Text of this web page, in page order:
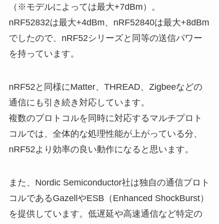
（※モデルによっては最大+7dBm）。
nRF52832は最大+4dBm、nRF52840は最大+8dBm
でしたので、nRF52シリーズと同等の送信パワー
を持っています。
nRF52と同様にMatter、THREAD、Zigbeeなどの
通信にも引き続き対応しています。
複数のプロトコルを同時に対応するマルチプロト
コルでは、全体的な処理性能が上がっている分、
nRF52より効率の良い動作になると思います。
また、Nordic Semiconductor社は独自の通信プロト
コルであるGazellやESB（Enhanced ShockBurst）
を提供しています。低遅延や高速通信など特定の